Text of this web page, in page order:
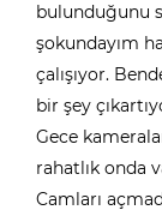
bulunduğunu
şokundayım
çalışıyor.
bir şey
Gece
rahatlık onda
Camları